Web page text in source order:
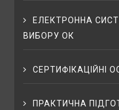
ЕЛЕКТРОННА
ВИБОРУ ОК
СЕРТИФІКАЦІЙНІ
ПРАКТИЧНА